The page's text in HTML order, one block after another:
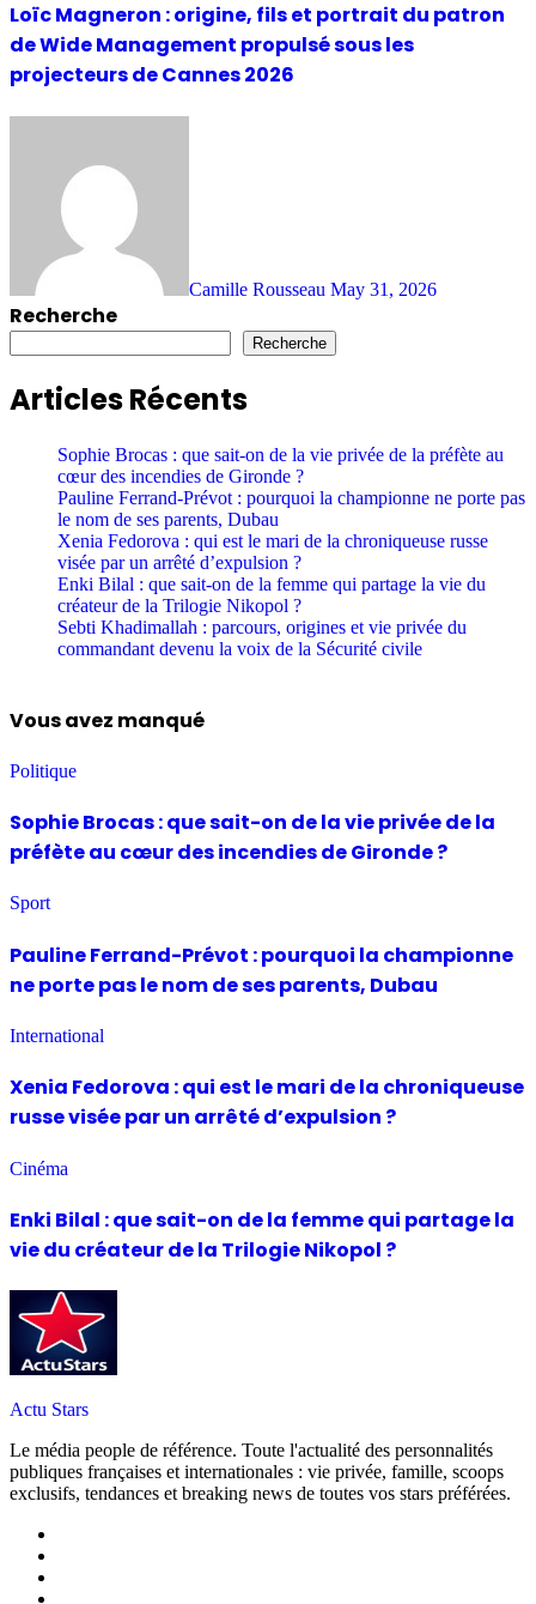
Loïc Magneron : origine, fils et portrait du patron
de Wide Management propulsé sous les
projecteurs de Cannes 2026
Camille Rousseau May 31, 2026
Recherche
Recherche
Articles Récents
Sophie Brocas : que sait-on de la vie privée de la préfète au
cœur des incendies de Gironde ?
Pauline Ferrand-Prévot : pourquoi la championne ne porte pas
le nom de ses parents, Dubau
Xenia Fedorova : qui est le mari de la chroniqueuse russe
visée par un arrêté d’expulsion ?
Enki Bilal : que sait-on de la femme qui partage la vie du
créateur de la Trilogie Nikopol ?
Sebti Khadimallah : parcours, origines et vie privée du
commandant devenu la voix de la Sécurité civile
Vous avez manqué
Politique
Sophie Brocas : que sait-on de la vie privée de la
préfète au cœur des incendies de Gironde ?
Sport
Pauline Ferrand-Prévot : pourquoi la championne
ne porte pas le nom de ses parents, Dubau
International
Xenia Fedorova : qui est le mari de la chroniqueuse
russe visée par un arrêté d’expulsion ?
Cinéma
Enki Bilal : que sait-on de la femme qui partage la
vie du créateur de la Trilogie Nikopol ?
Actu Stars
Le média people de référence. Toute l'actualité des personnalités
publiques françaises et internationales : vie privée, famille, scoops
exclusifs, tendances et breaking news de toutes vos stars préférées.